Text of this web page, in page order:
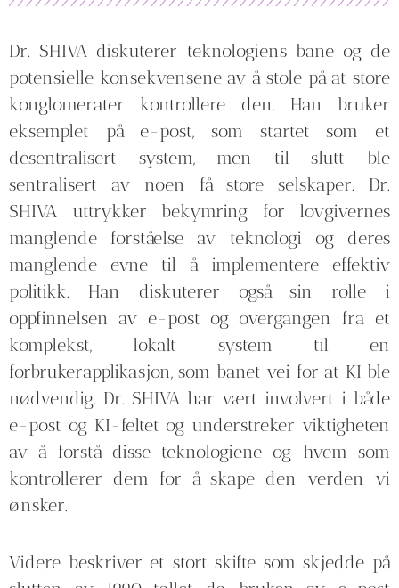
Dr. SHIVA diskuterer teknologiens bane og de
potensielle konsekvensene av å stole på at store
konglomerater kontrollere den. Han bruker
eksemplet på e-post, som startet som et
desentralisert system, men til slutt ble
sentralisert av noen få store selskaper. Dr.
SHIVA uttrykker bekymring for lovgivernes
manglende forståelse av teknologi og deres
manglende evne til å implementere effektiv
politikk. Han diskuterer også sin rolle i
oppfinnelsen av e-post og overgangen fra et
komplekst, lokalt system til en
forbrukerapplikasjon, som banet vei for at KI ble
nødvendig. Dr. SHIVA har vært involvert i både
e-post og KI-feltet og understreker viktigheten
av å forstå disse teknologiene og hvem som
kontrollerer dem for å skape den verden vi
ønsker.
Videre beskriver et stort skifte som skjedde på